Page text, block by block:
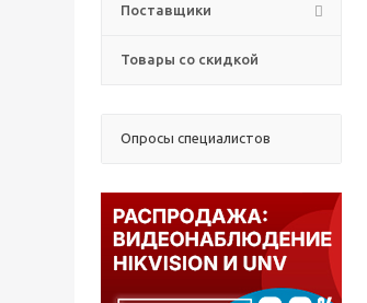
Поставщики
Товары со скидкой
Опросы специалистов